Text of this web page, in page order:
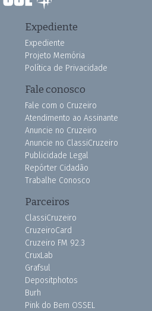
Expediente
Expediente
Projeto Memória
Política de Privacidade
Fale conosco
Fale com o Cruzeiro
Atendimento ao Assinante
Anuncie no Cruzeiro
Anuncie no ClassiCruzeiro
Publicidade Legal
Repórter Cidadão
Trabalhe Conosco
Parceiros
ClassiCruzeiro
CruzeiroCard
Cruzeiro FM 92.3
CruxLab
Grafsul
Depositphotos
Burh
Pink do Bem OSSEL